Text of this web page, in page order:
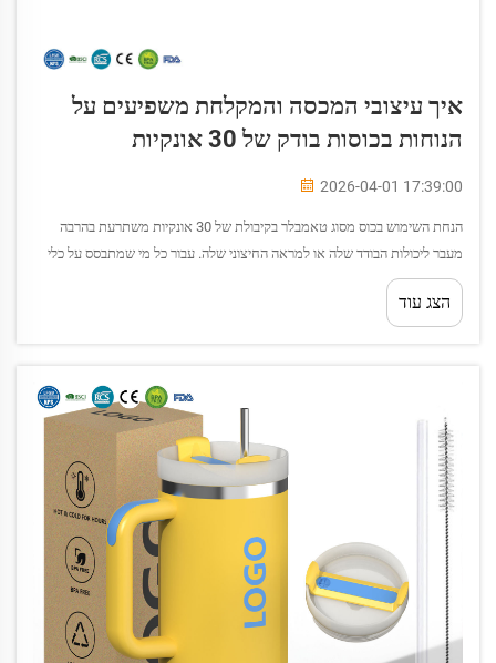
איך עיצובי המכסה והמקלחת משפיעים על
הנוחות בכוסות בודק של 30 אונקיות
2026-04-01 17:39:00
הנחת השימוש בכוס מסוג טאמבלר בקיבולת של 30 אונקיות משתרעת בהרבה
מעבר ליכולות הבודד שלה או למראה החיצוני שלה. עבור כל מי שמתבסס על כלי
שתייה בעל קיבולת גדולה לאורך היום—בין אם הוא נוסע, עובד או מתעמל—
האינטראק...
הצג עוד